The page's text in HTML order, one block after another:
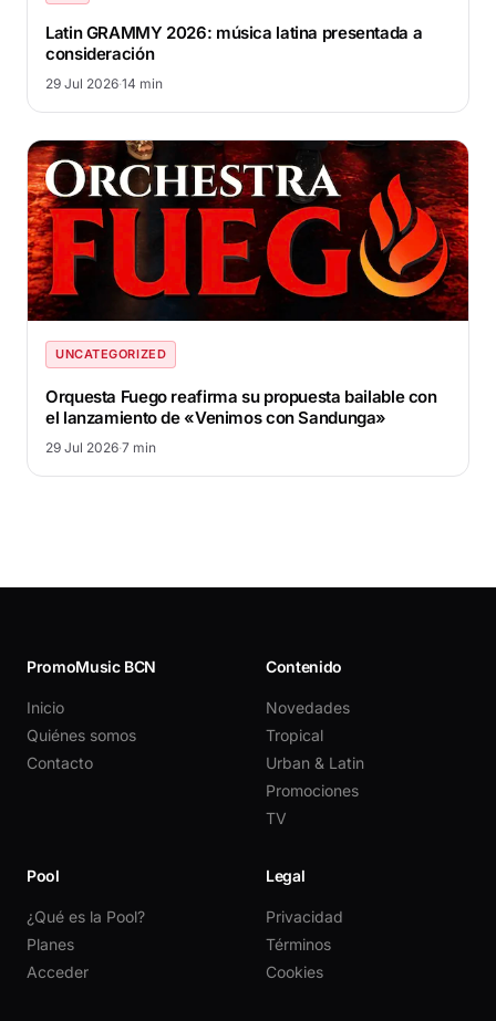
Latin GRAMMY 2026: música latina presentada a
consideración
29 Jul 2026·14 min
UNCATEGORIZED
Orquesta Fuego reafirma su propuesta bailable con
el lanzamiento de «Venimos con Sandunga»
29 Jul 2026·7 min
PromoMusic BCN
Inicio
Quiénes somos
Contacto
Contenido
Novedades
Tropical
Urban & Latin
Promociones
TV
Pool
¿Qué es la Pool?
Planes
Acceder
Legal
Privacidad
Términos
Cookies